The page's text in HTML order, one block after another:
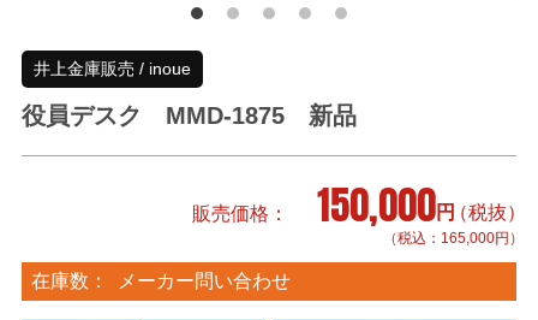
井上金庫販売 / inoue
役員デスク MMD-1875 新品
販売価格 150,000円（税抜）
（税込：165,000円）
在庫数： メーカー問い合わせ